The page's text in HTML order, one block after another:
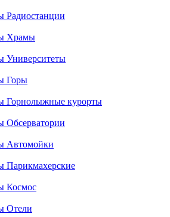
Радиостанции
Храмы
Университеты
Горы
Горнолыжные курорты
Обсерватории
Автомойки
Парикмахерские
Космос
Отели